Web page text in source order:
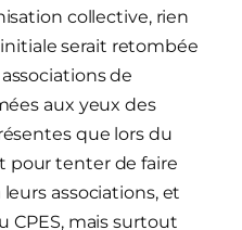
collective, rien
initiale serait retombée
de
aux yeux des
que lors du
pour tenter de faire
associations, et
CPES, mais surtout